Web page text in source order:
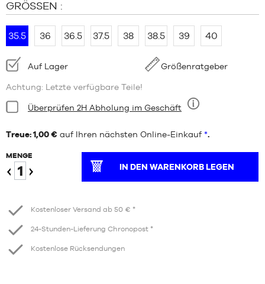
GRÖSSEN :
35.5 36 36.5 37.5 38 38.5 39 40
Verfügbarkeit:
Auf Lager Größenratgeber
Achtung: Letzte verfügbare Teile!
Bedingung:
Neun
Überprüfen 2H Abholung im Geschäft
Treue: 1,00 € auf Ihren nächsten Online-Einkauf *.
MENGE
IN DEN WARENKORB LEGEN
Kostenloser Versand ab 50 € *
24-Stunden-Lieferung Chronopost *
Kostenlose Rücksendungen